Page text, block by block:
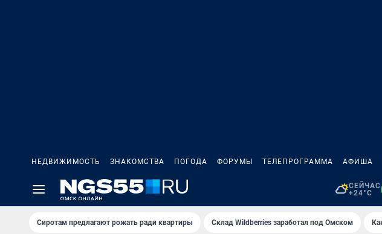
НЕДВИЖИМОСТЬ ЗНАКОМСТВА ПОГОДА ФОРУМЫ ТЕЛЕПРОГРАММА АФИША
СЕЙЧАС
+24°C
Сиротам предлагают рожать ради квартиры Склад Wildberries заработал под Омском